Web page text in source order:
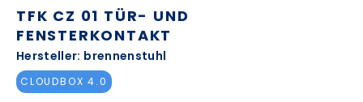
TFK CZ 01 TÜR- UND
FENSTERKONTAKT
Hersteller: brennenstuhl
CLOUDBOX 4.0